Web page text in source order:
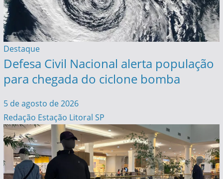
Destaque
Defesa Civil Nacional alerta população
para chegada do ciclone bomba
5 de agosto de 2026
Redação Estação Litoral SP